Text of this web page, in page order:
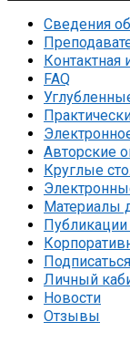
Сведения
FAQ
Авторские
Круглые
Материалы
Публикации
Личный
Новости
Отзывы